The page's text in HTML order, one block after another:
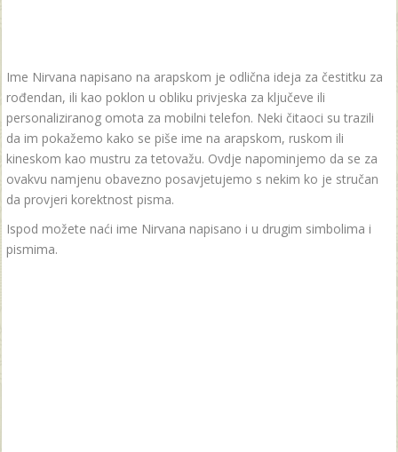
Ime Nirvana napisano na arapskom je odlična ideja za čestitku za
rođendan, ili kao poklon u obliku privjeska za ključeve ili
personaliziranog omota za mobilni telefon. Neki čitaoci su trazili
da im pokažemo kako se piše ime na arapskom, ruskom ili
kineskom kao mustru za tetovažu. Ovdje napominjemo da se za
ovakvu namjenu obavezno posavjetujemo s nekim ko je stručan
da provjeri korektnost pisma.
Ispod možete naći ime Nirvana napisano i u drugim simbolima i
pismima.